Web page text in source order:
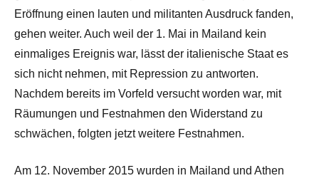
Eröffnung einen lauten und militanten Ausdruck fanden,
gehen weiter. Auch weil der 1. Mai in Mailand kein
einmaliges Ereignis war, lässt der italienische Staat es
sich nicht nehmen, mit Repression zu antworten.
Nachdem bereits im Vorfeld versucht worden war, mit
Räumungen und Festnahmen den Widerstand zu
schwächen, folgten jetzt weitere Festnahmen.
Am 12. November 2015 wurden in Mailand und Athen